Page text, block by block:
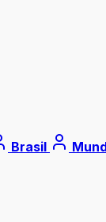
Brasil